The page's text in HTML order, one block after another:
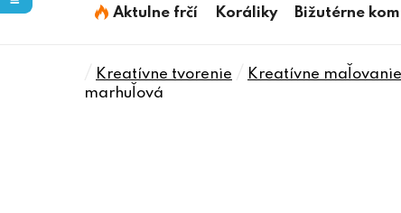
Aktulne frčí Koráliky Bižutérne
Domov
Kreatívne tvorenie Kreatívne
marhuľová